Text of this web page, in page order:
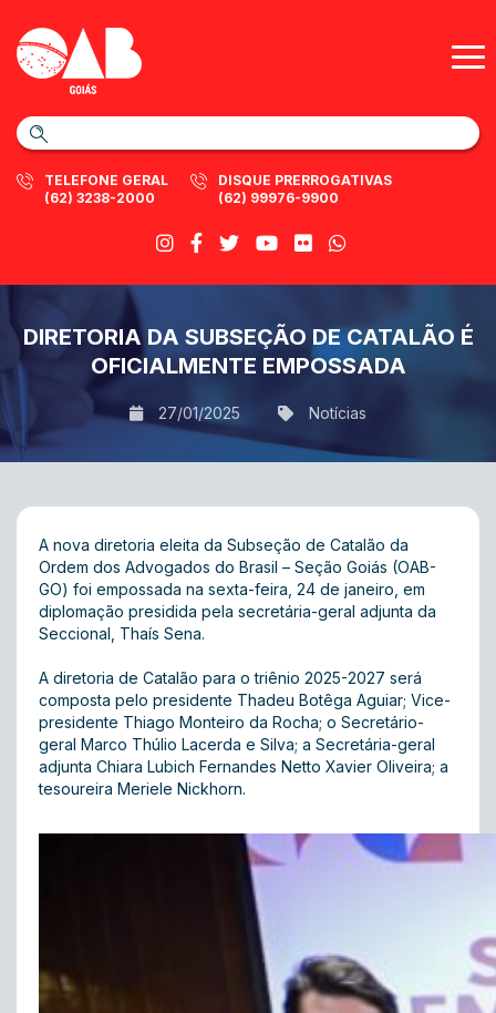
TELEFONE GERAL
(62) 3238-2000
DISQUE PRERROGATIVAS
(62) 99976-9900
DIRETORIA DA SUBSEÇÃO DE CATALÃO É
OFICIALMENTE EMPOSSADA
27/01/2025 Notícias
A nova diretoria eleita da Subseção de Catalão da
Ordem dos Advogados do Brasil – Seção Goiás (OAB-
GO) foi empossada na sexta-feira, 24 de janeiro, em
diplomação presidida pela secretária-geral adjunta da
Seccional, Thaís Sena.
A diretoria de Catalão para o triênio 2025-2027 será
composta pelo presidente Thadeu Botêga Aguiar; Vice-
presidente Thiago Monteiro da Rocha; o Secretário-
geral Marco Thúlio Lacerda e Silva; a Secretária-geral
adjunta Chiara Lubich Fernandes Netto Xavier Oliveira; a
tesoureira Meriele Nickhorn.